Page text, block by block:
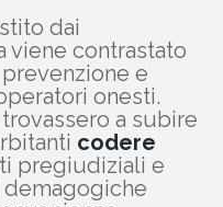
dai
viene contrastato
e
onesti.
a subire
codere
pregiudiziali e